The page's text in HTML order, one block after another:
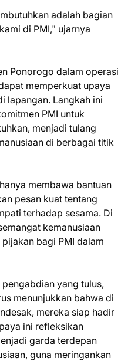
adalah bagian
di PMI," ujarnya
Ponorogo dalam operasi
memperkuat upaya
lapangan. Langkah ini
PMI untuk
menjadi tulang
di berbagai titik
membawa bantuan
pesan kuat tentang
terhadap sesama. Di
kemanusiaan
bagi PMI dalam
yang tulus,
menunjukkan bahwa di
mereka siap hadir
ini refleksikan
garda terdepan
guna meringankan